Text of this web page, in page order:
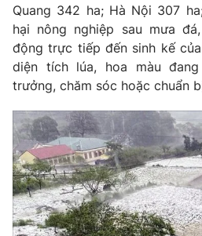
® Cấm sao chép dưới mọi hình thức
thuận bằng văn bản. Ghi rõ nguồn
thông tin từ website này.
Quang 342 ha; Hà Nội 307
hại nông nghiệp sau mưa
động trực tiếp đến sinh kế
diện tích lúa, hoa màu
trưởng, chăm sóc hoặc chuẩn